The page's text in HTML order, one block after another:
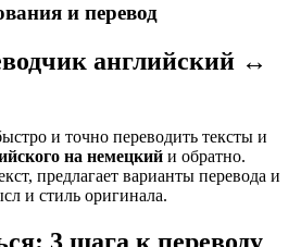
и перевод
английский ↔
и точно переводить тексты и
на немецкий и обратно.
предлагает варианты перевода и
и стиль оригинала.